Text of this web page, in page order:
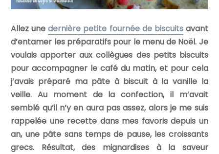
Allez unedernière petite fournée de biscuitsavant
d’entamer les préparatifs pour le menu de Noël. Je
voulais apporter aux collègues des petits biscuits
pour accompagner le café du matin, et pour cela
j’avais préparé ma pâte à biscuit à la vanille la
veille. Au moment de la confection, il m’avait
semblé qu’il n’y en aura pas assez, alors je me suis
rappelée une recette dans mes favoris depuis un
an, une pâte sans temps de pause, les croissants
grecs. Résultat, des mignardises à la saveur